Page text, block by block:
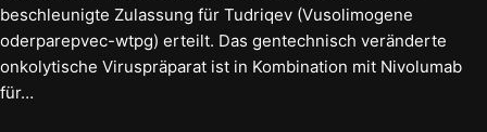
beschleunigte Zulassung für Tudriqev (Vusolimogene
oderparepvec-wtpg) erteilt. Das gentechnisch veränderte
onkolytische Viruspräparat ist in Kombination mit Nivolumab
für…